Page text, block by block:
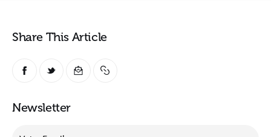
Share This Article
Newsletter